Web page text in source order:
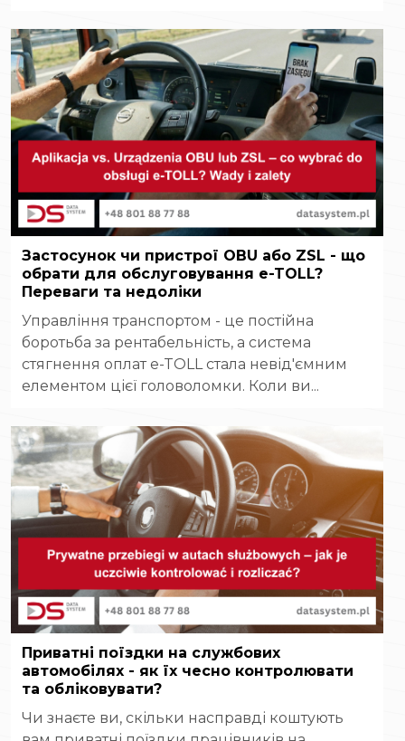
Застосунок чи пристрої OBU або ZSL - що
обрати для обслуговування e-TOLL?
Переваги та недоліки
Управління транспортом - це постійна
боротьба за рентабельність, а система
стягнення оплат e-TOLL стала невід'ємним
елементом цієї головоломки. Коли ви...
Приватні поїздки на службових
автомобілях - як їх чесно контролювати
та обліковувати?
Чи знаєте ви, скільки насправді коштують